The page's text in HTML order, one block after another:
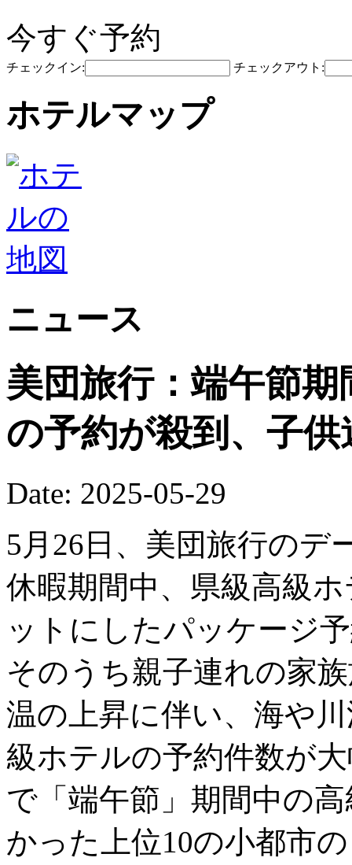
今すぐ予約
チェックイン: チェックアウト:
ホテルマップ
ニュース
美団旅行：端午節
の予約が殺到、子
Date: 2025-05-29
5月26日、美団旅行のデ
休暇期間中、県級高級
ットにしたパッケージ
そのうち親子連れの家
温の上昇に伴い、海や
級ホテルの予約件数が
で「端午節」期間中の
かった上位10の小都市